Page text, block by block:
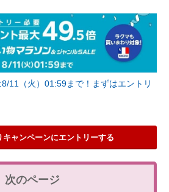
11（火）01:59まで！まずはエントリ
キャンペーンにエントリーする